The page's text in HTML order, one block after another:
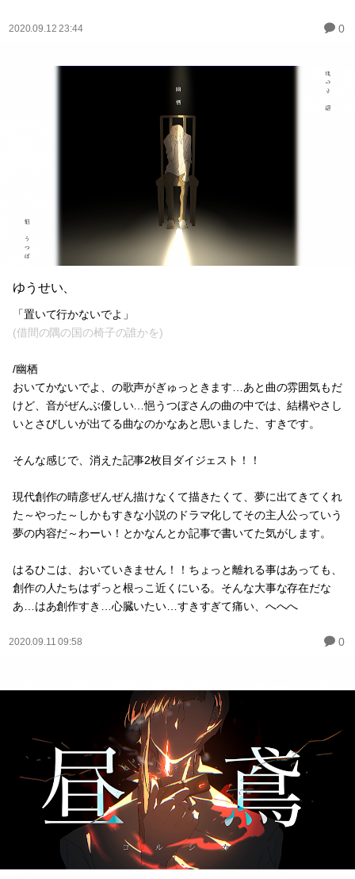
2020.09.12 23:44 0
ゆうせい、
「置いて行かないでよ」
(借間の隅の国の椅子の誰かを)
/幽栖
おいてかないでよ、の歌声がぎゅっときます…あと曲の雰囲気もだ
けど、音がぜんぶ優しい…悒うつぼさんの曲の中では、結構やさし
いとさびしいが出てる曲なのかなあと思いました、すきです。
そんな感じで、消えた記事2枚目ダイジェスト！！
現代創作の晴彦ぜんぜん描けなくて描きたくて、夢に出てきてくれ
た～やった～しかもすきな小説のドラマ化してその主人公っていう
夢の内容だ～わーい！とかなんとか記事で書いてた気がします。
はるひこは、おいていきません！！ちょっと離れる事はあっても、
創作の人たちはずっと根っこ近くにいる。そんな大事な存在だな
あ…はあ創作すき…心臓いたい…すきすぎて痛い、へへへ
2020.09.11 09:58 0